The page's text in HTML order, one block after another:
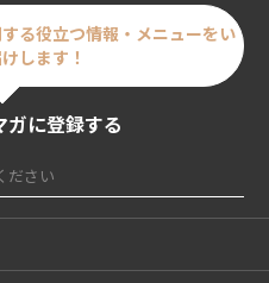
る役立つ情報・メニューをい
します！
ガに登録する